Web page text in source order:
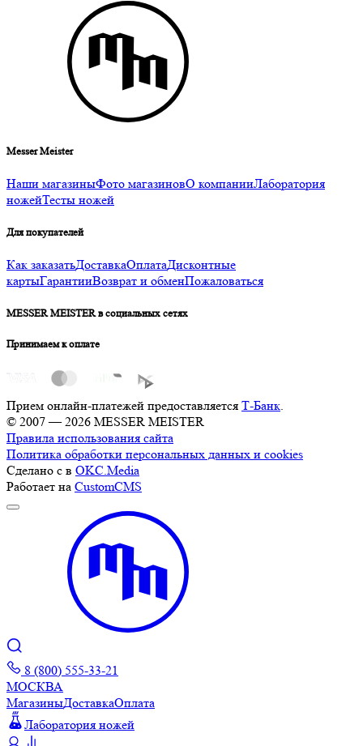
Messer Meister
Наши магазиныФото магазиновО компанииЛаборатория
ножейТесты ножей
Для покупателей
Как заказатьДоставкаОплатаДисконтные
картыГарантииВозврат и обменПожаловаться
MESSER MEISTER в социальных сетях
Принимаем к оплате
Прием онлайн-платежей предоставляется Т-Банк
© 2007 — 2026 MESSER MEISTER
Правила использования сайта
Политика обработки персональных данных и cookies
Сделано с в OKC.Media
Работает на CustomCMS
8 (800) 555-33-21
МОСКВА
МагазиныДоставкаОплата
Лаборатория ножей